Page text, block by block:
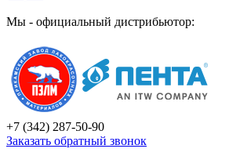
Мы - официальный дистрибьютор:
+7 (342) 287-50-90
Заказать обратный звонок